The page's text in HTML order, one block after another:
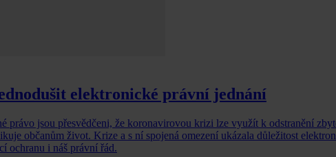
elektronické právní jednání
právo jsou přesvědčeni, že koronavirovou krizi lze využít k odstranění
občanům život. Krize a s ní spojená omezení ukázala důležitost
ochranu i náš právní řád.